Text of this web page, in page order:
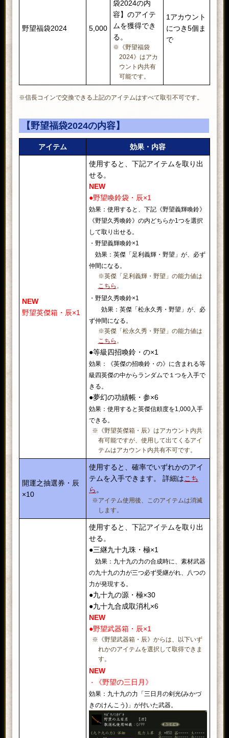
野望福袋2024 5,000
袋2024の内
容】のアイテ
ムを獲得でき
る。
※《野望福袋
2024》はアカ
ウント内共有
可能です。
1アカウント
につき5個ま
で
※信長コインで交換できる上記のアイテムはすべて取引不可です。
【野望福袋2024の内容】
アイテム 効果・内容
NEW
野望英傑箱・辰×1
使用すると、下記アイテムを取り出
せる。
NEW
●野望喚鈴袋・辰×1
効果：使用すると、下記《野望義輝喚鈴》
《野望久秀喚鈴》の内どちらか1つを選択
して取り出せる。
・野望義輝喚鈴×1
効果：英傑「足利義輝・野望」が、必ず
仲間になる。
※英傑「足利義輝・野望」の能力値は
こちら 。
・野望久秀喚鈴×1
効果：英傑「松永久秀・野望」が、必
ず仲間になる。
※英傑「松永久秀・野望」の能力値は
こちら 。
●等級四招喚鈴・の×1
効果：《英傑の招喚鈴・の》に含まれる等
級四英傑の中からランダムで１つを入手で
きる。
●夢幻の功績帳・参×6
効果：使用すると英傑信頼度を1,000入手
できる。
※《野望英傑箱・辰》はアカウント内共
有可能ですが、使用して出てくるアイ
テムはアカウント内共有不可です。
開運之抽選券・辰
×10
使用すると、確率でいずれかのアイ
テムを入手できます。 詳細はこち
ら。
※アイテム使用後、このアイテムは消滅
します。
使用すると、下記アイテムを取り出
せる。
●三継九十九珠・極×1
効果：九十九の力の合成時に、素材武器
の九十九の力が三つ必ず受継がれ、八つの
力が発現する。
●九十九の源・極×30
●九十九合成取消札×6
NEW
●野望武器箱・辰×1
※《野望武器箱・辰》からは、以下いず
れかのアイテムを選択して取得できま
す。
NEW
・ 《野望の三日月》
効果：九十九の力「三日月の剣光(みかづ
きのけんこう)」が付いた武器。